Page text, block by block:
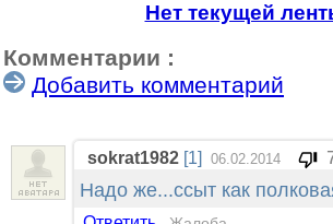
Нет текущей
Комментарии :
Добавить комментарий
sokrat1982 [1] 06.02.2014
Надо же...ссыт как